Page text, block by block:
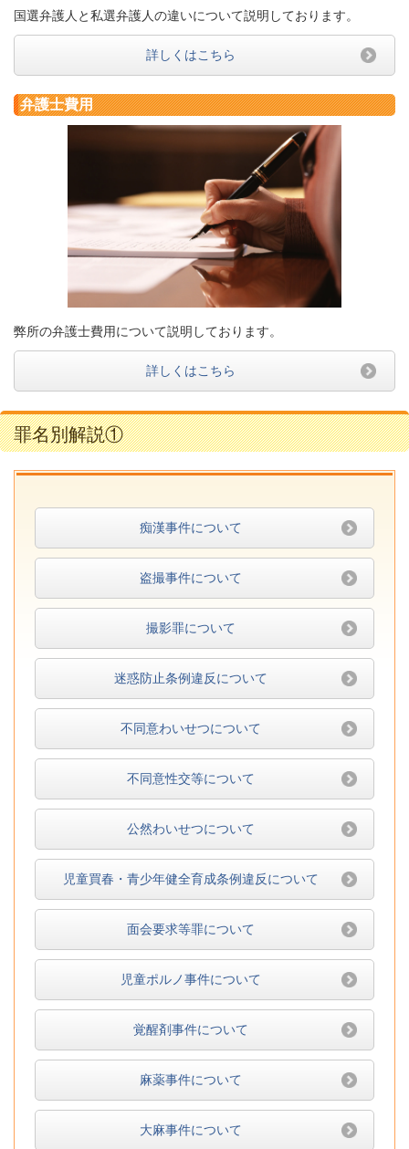
国選弁護人と私選弁護人の違いについて説明しております。
詳しくはこちら
弁護士費用
弊所の弁護士費用について説明しております。
詳しくはこちら
罪名別解説①
痴漢事件について
盗撮事件について
撮影罪について
迷惑防止条例違反について
不同意わいせつについて
不同意性交等について
公然わいせつについて
児童買春・青少年健全育成条例違反について
面会要求等罪について
児童ポルノ事件について
覚醒剤事件について
麻薬事件について
大麻事件について